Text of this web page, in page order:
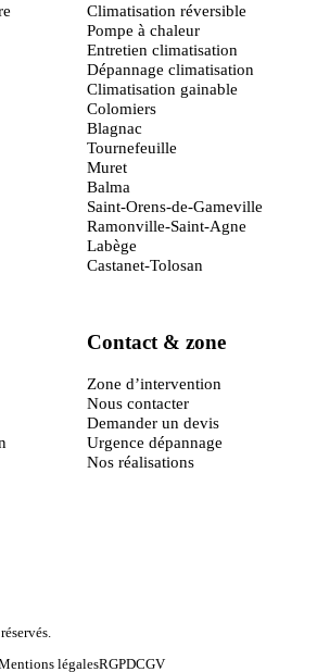
Climatisation réversible
Pompe à chaleur
Entretien climatisation
Dépannage climatisation
Climatisation gainable
Colomiers
Blagnac
Tournefeuille
Muret
Balma
Saint-Orens-de-Gameville
Ramonville-Saint-Agne
Labège
Castanet-Tolosan
Contact & zone
Zone d’intervention
Nous contacter
Demander un devis
Urgence dépannage
Nos réalisations
légalesRGPDCGV